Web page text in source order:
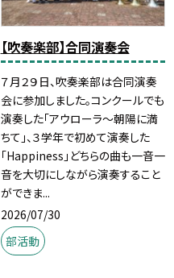
【吹奏楽部】合同演奏会
７月２９日、吹奏楽部は合同演奏
会に参加しました。コンクールでも
演奏した「アウローラ～朝陽に満
ちて」、３学年で初めて演奏した
「Happiness」どちらの曲も一音一
音を大切にしながら演奏すること
ができま...
2026/07/30
部活動